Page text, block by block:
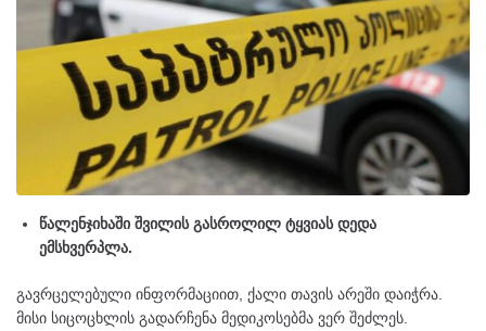
წალენჯიხაში შვილის გასროლილ ტყვიას დედა
ემსხვერპლა.
გავრცელებული ინფორმაციით, ქალი თავის არეში დაიჭრა.
მისი სიცოცხლის გადარჩენა მედიკოსებმა ვერ შეძლეს.